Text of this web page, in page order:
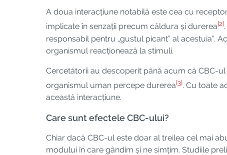
A doua interacțiune notabilă este cea cu
implicate în senzații precum căldura și durerea[2]
responsabil pentru „gustul picant” al acestuia”.
organismul reacționează la stimuli.
Cercetătorii au descoperit până acum că CBC-
organismul uman percepe durerea[3]. Cu toate
această interacțiune.
Care sunt efectele CBC-ului?
Chiar dacă CBC-ul este doar al treilea cel mai
modului în care gândim și ne simțim. Studiile